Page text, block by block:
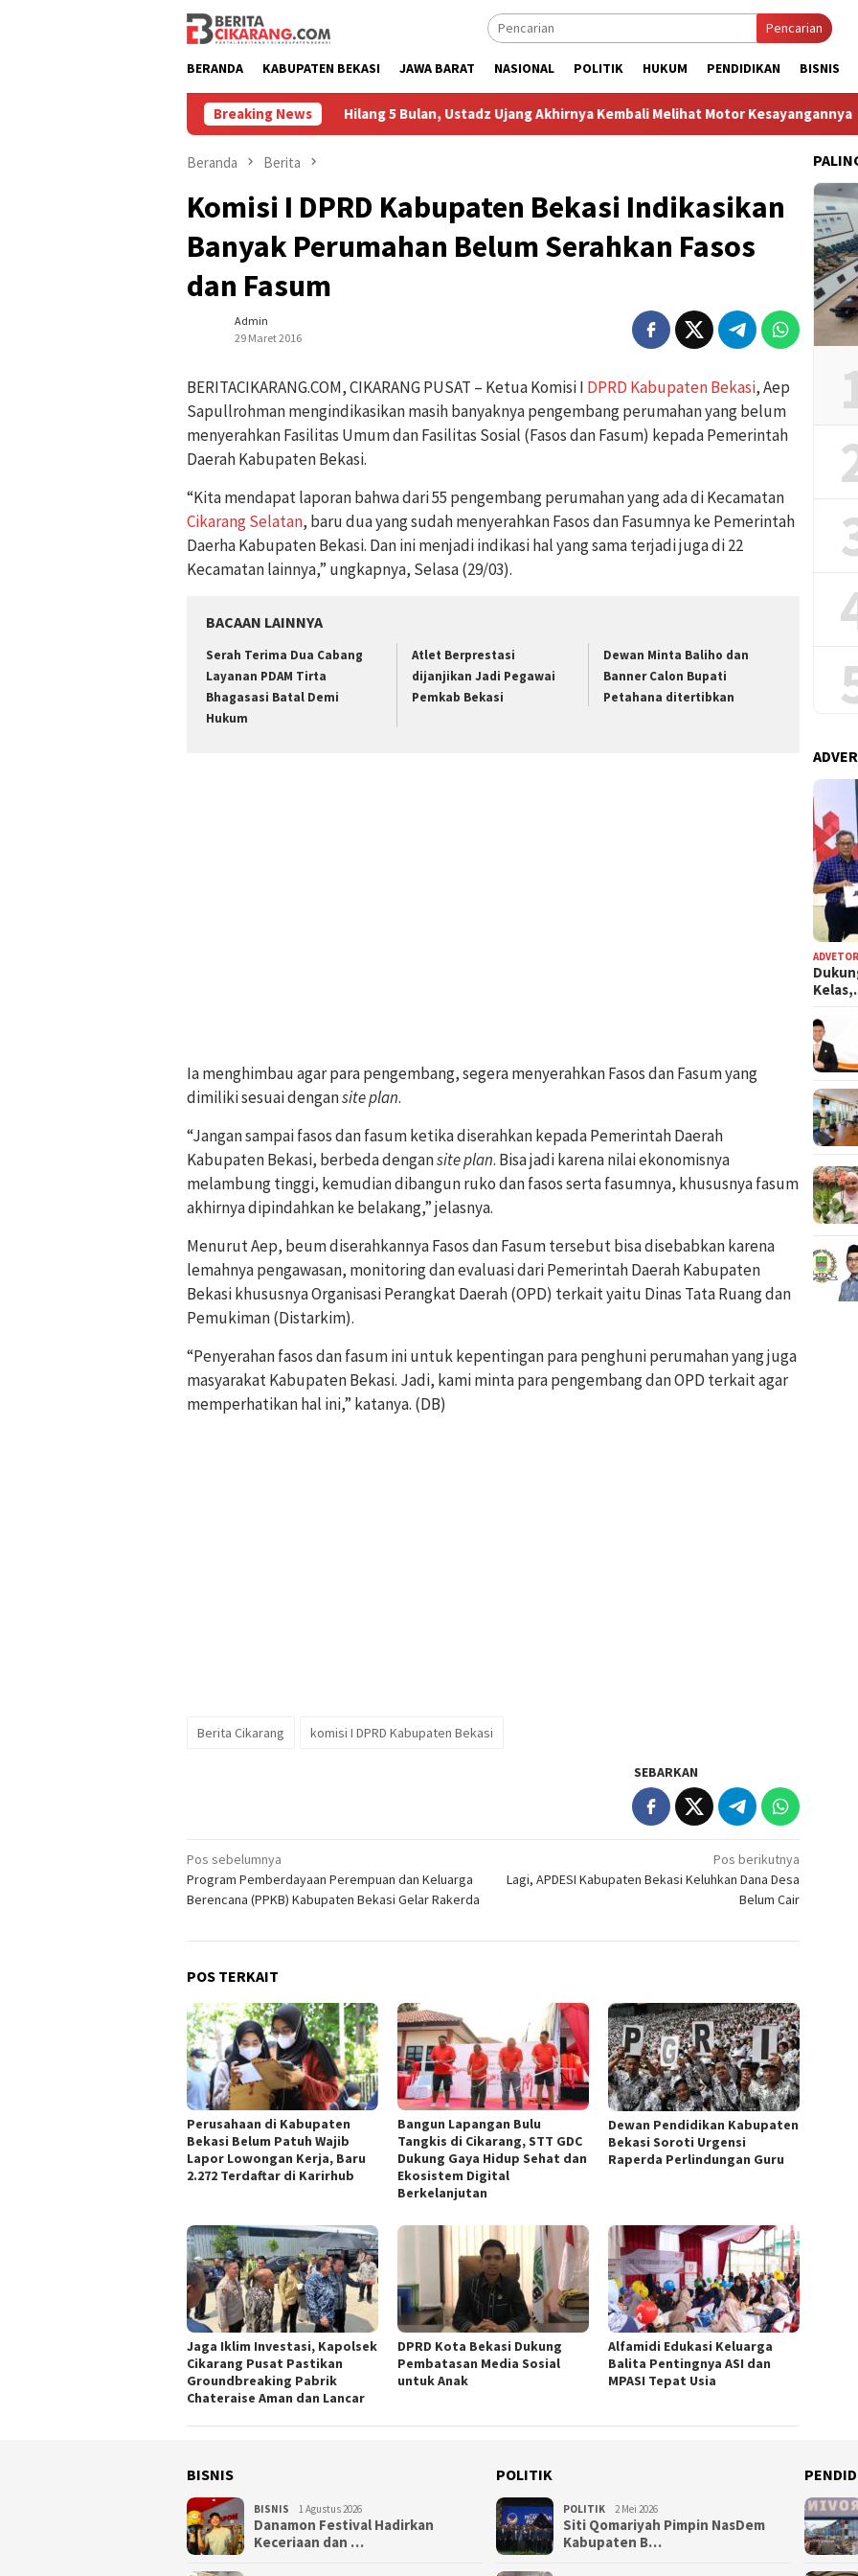
Pencarian
BERANDA KABUPATEN BEKASI JAWA BARAT NASIONAL POLITIK HUKUM PENDIDIKAN BISNIS
Breaking News
Hilang 5 Bulan, Ustadz Ujang Akhirnya Kembali Melihat Motor Kesayangannya
Beranda Berita
Komisi I DPRD Kabupaten Bekasi Indikasikan
Banyak Perumahan Belum Serahkan Fasos
dan Fasum
Admin
29 Maret 2016
BERITACIKARANG.COM, CIKARANG PUSAT – Ketua Komisi I DPRD Kabupaten Bekasi, Aep
Sapullrohman mengindikasikan masih banyaknya pengembang perumahan yang belum
menyerahkan Fasilitas Umum dan Fasilitas Sosial (Fasos dan Fasum) kepada Pemerintah
Daerah Kabupaten Bekasi.
“Kita mendapat laporan bahwa dari 55 pengembang perumahan yang ada di Kecamatan
Cikarang Selatan, baru dua yang sudah menyerahkan Fasos dan Fasumnya ke Pemerintah
Daerha Kabupaten Bekasi. Dan ini menjadi indikasi hal yang sama terjadi juga di 22
Kecamatan lainnya,” ungkapnya, Selasa (29/03).
BACAAN LAINNYA
Serah Terima Dua Cabang
Layanan PDAM Tirta
Bhagasasi Batal Demi
Hukum
Atlet Berprestasi
dijanjikan Jadi Pegawai
Pemkab Bekasi
Dewan Minta Baliho dan
Banner Calon Bupati
Petahana ditertibkan
Ia menghimbau agar para pengembang, segera menyerahkan Fasos dan Fasum yang
dimiliki sesuai dengansite plan.
“Jangan sampai fasos dan fasum ketika diserahkan kepada Pemerintah Daerah
Kabupaten Bekasi, berbeda dengansite plan. Bisa jadi karena nilai ekonomisnya
melambung tinggi, kemudian dibangun ruko dan fasos serta fasumnya, khususnya fasum
akhirnya dipindahkan ke belakang,” jelasnya.
Menurut Aep, beum diserahkannya Fasos dan Fasum tersebut bisa disebabkan karena
lemahnya pengawasan, monitoring dan evaluasi dari Pemerintah Daerah Kabupaten
Bekasi khususnya Organisasi Perangkat Daerah (OPD) terkait yaitu Dinas Tata Ruang dan
Pemukiman (Distarkim).
“Penyerahan fasos dan fasum ini untuk kepentingan para penghuni perumahan yang juga
masyarakat Kabupaten Bekasi. Jadi, kami minta para pengembang dan OPD terkait agar
memperhatikan hal ini,” katanya. (DB)
Berita Cikarang komisi I DPRD Kabupaten Bekasi
SEBARKAN
Navigasi
pos
Pos sebelumnya
Program Pemberdayaan Perempuan dan Keluarga
Berencana (PPKB) Kabupaten Bekasi Gelar Rakerda
Pos berikutnya
Lagi, APDESI Kabupaten Bekasi Keluhkan Dana Desa
Belum Cair
POS TERKAIT
Perusahaan di Kabupaten
Bekasi Belum Patuh Wajib
Lapor Lowongan Kerja, Baru
2.272 Terdaftar di Karirhub
Bangun Lapangan Bulu
Tangkis di Cikarang, STT GDC
Dukung Gaya Hidup Sehat dan
Ekosistem Digital
Berkelanjutan
Dewan Pendidikan Kabupaten
Bekasi Soroti Urgensi
Raperda Perlindungan Guru
Jaga Iklim Investasi, Kapolsek
Cikarang Pusat Pastikan
Groundbreaking Pabrik
Chateraise Aman dan Lancar
DPRD Kota Bekasi Dukung
Pembatasan Media Sosial
untuk Anak
Alfamidi Edukasi Keluarga
Balita Pentingnya ASI dan
MPASI Tepat Usia
BISNIS
BISNIS 1 Agustus 2026
Danamon Festival Hadirkan
Keceriaan dan …
POLITIK
POLITIK 2 Mei 2026
Siti Qomariyah Pimpin NasDem
Kabupaten B…